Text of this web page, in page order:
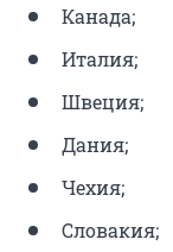
Канада;
Италия;
Швеция;
Дания;
Чехия;
Словакия;